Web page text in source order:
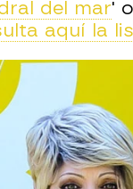
del mar'
aquí la